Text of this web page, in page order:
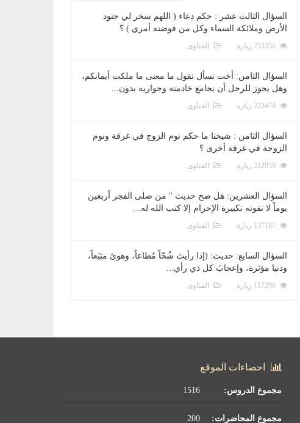
السؤال الثالث عشر : حكم دعاء ( اللهم سخر لي جنود
الأرض وملائكة السماء وكل من فوضته أمري ) ؟
الفتاوى
السؤال الثامن: أخت تسأل تقول ما معنى ما ملكت أيمانكم،
وهل يجوز للرجل أن يجامع خادمته وجواريه بدون...
الفتاوى
السؤال الثامن : شيخنا ما حكم نوم الزوج في غرفة ونوم
الزوجة في غرفة أخرى ؟
الفتاوى
السؤال العشرين: هل صح حديث " من صلى الفجر أربعين
يوماً لا تفوته تكبيرة الإحرام إلا كتب الله له...
الفتاوى
السؤال السابع: حديث: (إذا رأيتَ شُحّاً مُطاعاً، وهوىً متبَعاً،
ودنيا مؤثرة، وإعجابَ كل ذي رأي...
الفتاوى
احصاءات الموقع
مجموع الدروس:
مجموع المحاضرات: